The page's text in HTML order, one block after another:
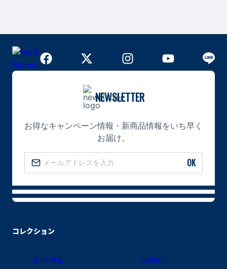
コレクション
全ての商品
出産祝い
NEWSLETTER
お得なキャンペーン情報・新商品情報をいち早く
お届け。
OK